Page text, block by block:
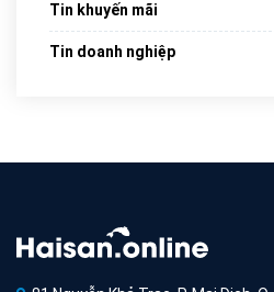
Tin khuyến mãi
Tin doanh nghiệp